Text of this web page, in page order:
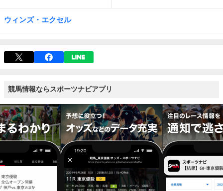
ウィンズ・エクセル
競馬情報ならスポーツナビアプリ